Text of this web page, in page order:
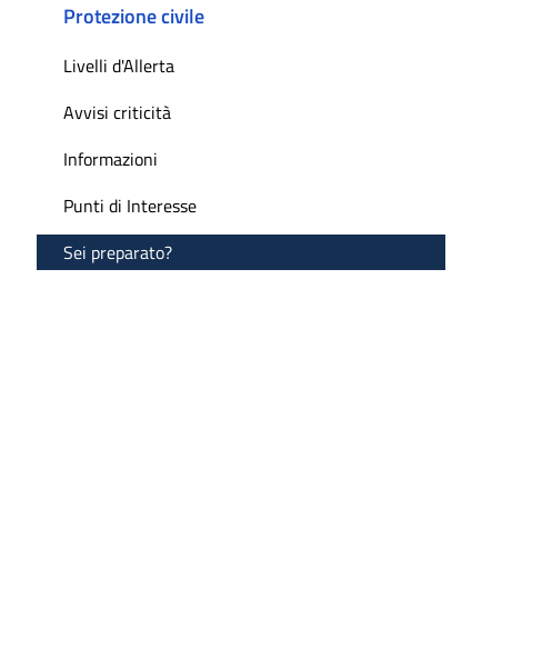
Protezione civile
Livelli d'Allerta
Avvisi criticità
Informazioni
Punti di Interesse
Sei preparato?